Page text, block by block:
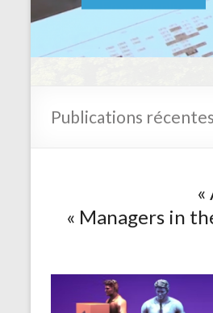
En savoir plus
Publications récentes
« Managers in